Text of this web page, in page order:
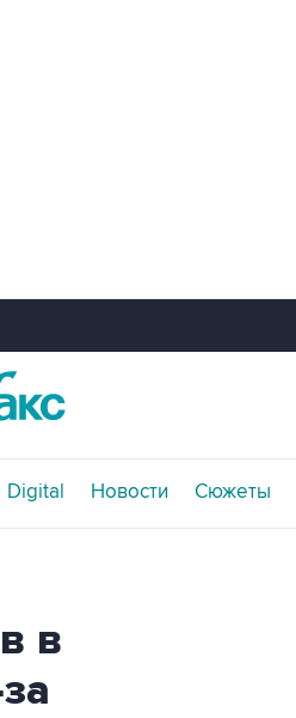
Digital Новости Сюжеты
в